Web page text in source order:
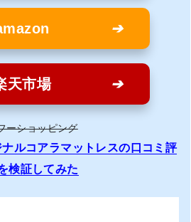
天市場
ーショッピング
ルコアラマットレスの口コミ評
検証してみた